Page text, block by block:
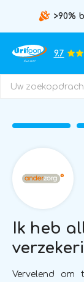
>90%
9.7
Ik heb
Vervelend om